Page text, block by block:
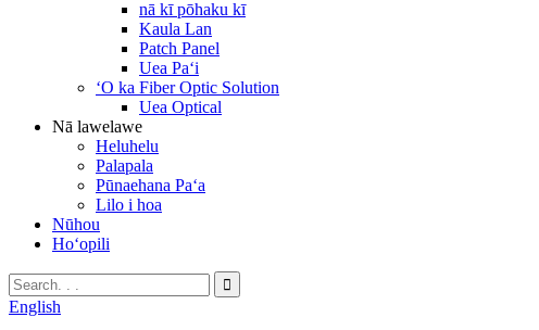
nā kī pōhaku kī
Kaula Lan
Patch Panel
Uea Paʻi
ʻO ka Fiber Optic Solution
Uea Optical
Nā lawelawe
Heluhelu
Palapala
Pūnaehana Paʻa
Lilo i hoa
Nūhou
Hoʻopili
English